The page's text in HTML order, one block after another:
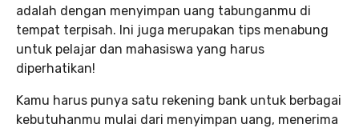
adalah dengan menyimpan uang tabunganmu di
tempat terpisah. Ini juga merupakan tips menabung
untuk pelajar dan mahasiswa yang harus
diperhatikan!
Kamu harus punya satu rekening bank untuk berbagai
kebutuhanmu mulai dari menyimpan uang, menerima